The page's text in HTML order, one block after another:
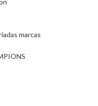
marcas